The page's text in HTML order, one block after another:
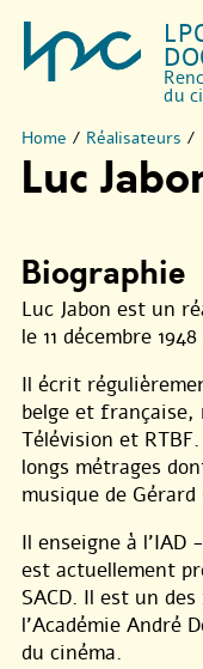
du
Home / Réalisateurs /
Luc
Biographie
Luc Jabon est un
le 11 décembre
Il écrit
belge et française,
Télévision et
longs métrages
musique de Gérard
Il enseigne à
est actuellement
SACD. Il est un
l’Académie André
du cinéma.